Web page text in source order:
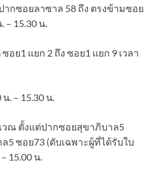
กซอยลาซาล 58 ถึง ตรงข้ามซอย
– 15.30 น.
ย1 แยก 2 ถึง ซอย1 แยก 9 เวลา
. – 15.30 น.
วณ ตั้งแต่ปากซอยสุขาภิบาล5
5 ซอย73 (ดับเฉพาะผู้ที่ได้รับใบ
15.00 น.